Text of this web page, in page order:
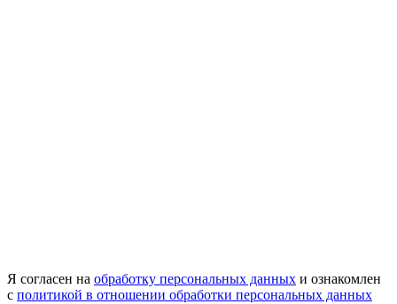
Я согласен на обработку персональных данных и ознакомлен
с политикой в отношении обработки персональных данных